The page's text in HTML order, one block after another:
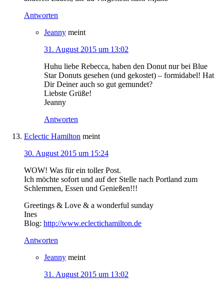
Antworten
Jeanny meint
31. August 2015 um 13:02
Huhu liebe Rebecca, haben den Donut nur bei Blue
Star Donuts gesehen (und gekostet) – formidabel! Hat
Dir Deiner auch so gut gemundet?
Liebste Grüße!
Jeanny
Antworten
Eclectic Hamilton meint
30. August 2015 um 15:24
WOW! Was für ein toller Post.
Ich möchte sofort und auf der Stelle nach Portland zum
Schlemmen, Essen und Genießen!!!
Greetings & Love & a wonderful sunday
Ines
Blog: http://www.eclectichamilton.de
Antworten
Jeanny meint
31. August 2015 um 13:02